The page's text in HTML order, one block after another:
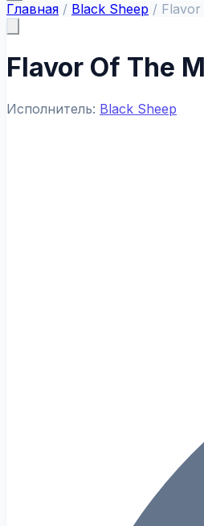
Главная / Black Sheep /
Flavor Of The
Исполнитель: Black Sheep